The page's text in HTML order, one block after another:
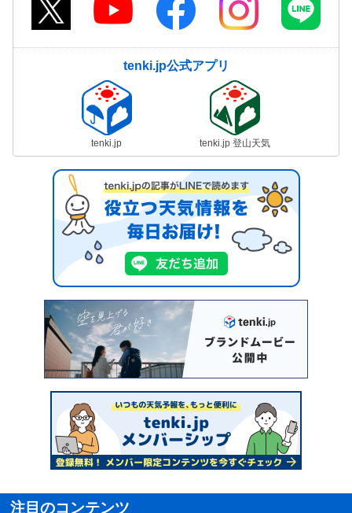
tenki.jp公式アプリ
tenki.jp tenki.jp 登山天気
注目のコンテンツ